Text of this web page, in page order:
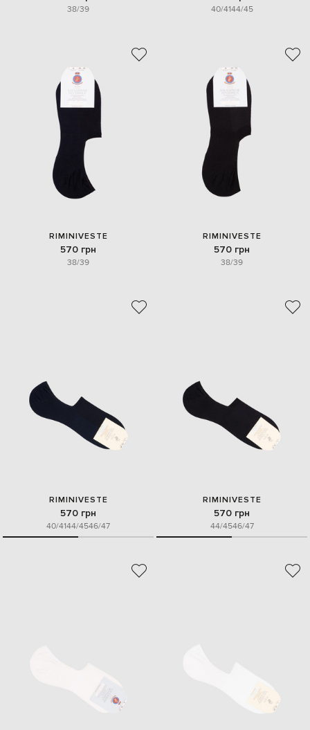
38/39 40/4144/45
RIMINIVESTE
570 грн
38/39
RIMINIVESTE
570 грн
38/39
RIMINIVESTE
570 грн
40/4144/4546/47
RIMINIVESTE
570 грн
44/4546/47